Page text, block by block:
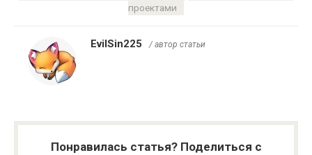
проектами
EvilSin225 / автор статьи
Понравилась статья? Поделиться с